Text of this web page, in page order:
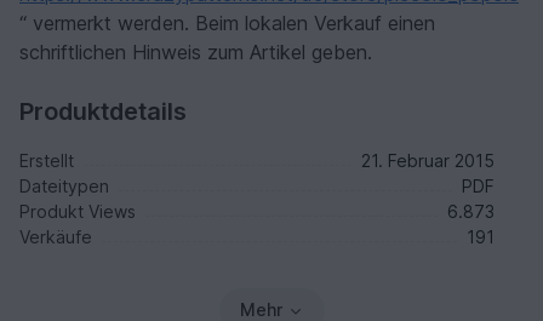
“ vermerkt werden. Beim lokalen Verkauf einen
schriftlichen Hinweis zum Artikel geben.
Produktdetails
Erstellt
21. Februar 2015
Dateitypen
PDF
Produkt Views
6.873
Verkäufe
191
Mehr